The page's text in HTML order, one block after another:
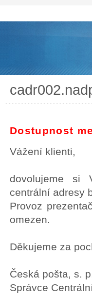
Dostupnost
Vážení klienti,
dovolujeme si
centrální adresy
Provoz
omezen.
Děkujeme za
Česká pošta, s.
Správce